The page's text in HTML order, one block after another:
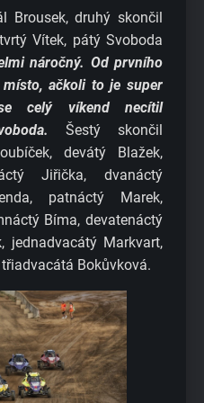
Brousek, druhý skončil
Vítek, pátý Svoboda
náročný. Od prvního
ačkoli to je super
celý víkend necítil
Šestý skončil
devátý Blažek,
Jiřička, dvanáctý
patnáctý Marek,
Bíma, devatenáctý
jednadvacátý Markvart,
Bokůvková.